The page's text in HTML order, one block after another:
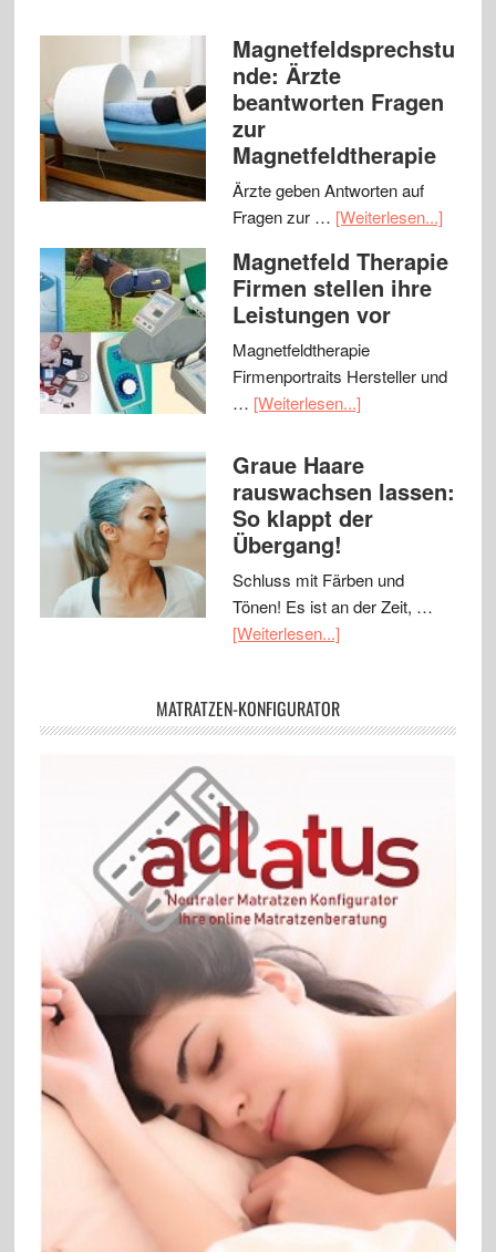
Magnetfeldsprechstu
nde: Ärzte
beantworten Fragen
zur
Magnetfeldtherapie
Ärzte geben Antworten auf
Fragen zur … [Weiterlesen...]
Magnetfeld Therapie
Firmen stellen ihre
Leistungen vor
Magnetfeldtherapie
Firmenportraits Hersteller und
… [Weiterlesen...]
Graue Haare
rauswachsen lassen:
So klappt der
Übergang!
Schluss mit Färben und
Tönen! Es ist an der Zeit, …
[Weiterlesen...]
MATRATZEN-KONFIGURATOR